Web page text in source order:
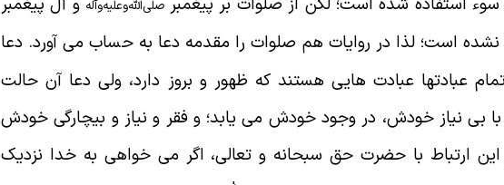
صلی‌الله‌و‌علیه‌و‌آله
نشده است؛ لذا در روایات هم صلوات را مقدمه دعا به حساب می آورد. دعا
عبادتها عبادت هایی هستند که ظهور و بروز دارد، ولی دعا آن حالت
بی نیاز خودش، در وجود خودش می یابد؛ و فقر و نیاز و بیچارگی خودش
ارتباط با حضرت حق سبحانه و تعالی، اگر می خواهی به خدا نزدیک